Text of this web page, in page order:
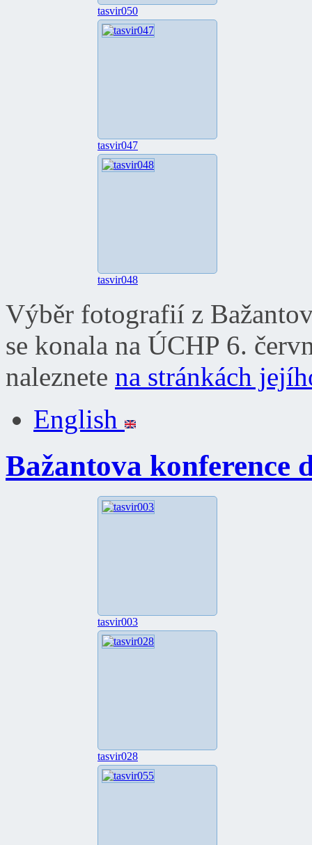
tasvir050
tasvir047
tasvir048
Výběr fotografií z
se konala na ÚCHP 6.
naleznete na stránkách
English
Bažantova konference
tasvir003
tasvir028